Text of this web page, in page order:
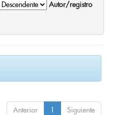
Autor/registro
Anterior 1 Siguiente